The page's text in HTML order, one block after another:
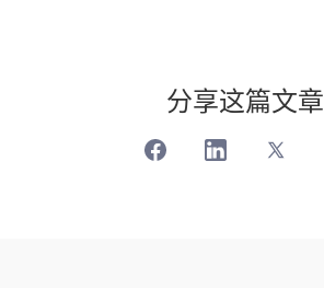
分享这篇文章